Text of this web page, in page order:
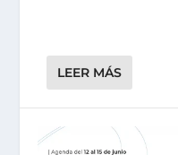
LEER MÁS